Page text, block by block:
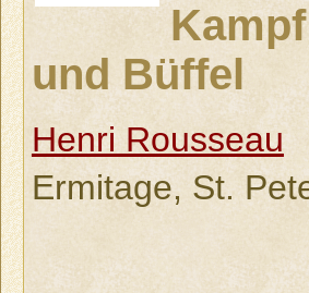
und Büffel
Henri Rousseau
Ermitage, St.